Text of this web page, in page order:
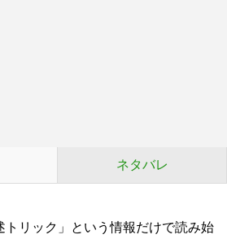
ネタバレ
トリック」という情報だけで読み始